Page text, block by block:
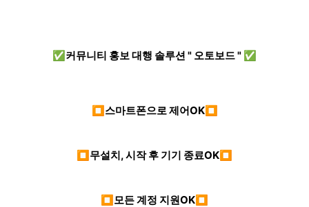
✅커뮤니티 홍보 대행 솔루션 " 오토보드 " ✅
⏹스마트폰으로 제어OK⏹
⏹무설치, 시작 후 기기 종료OK⏹
⏹모든 계정 지원OK⏹